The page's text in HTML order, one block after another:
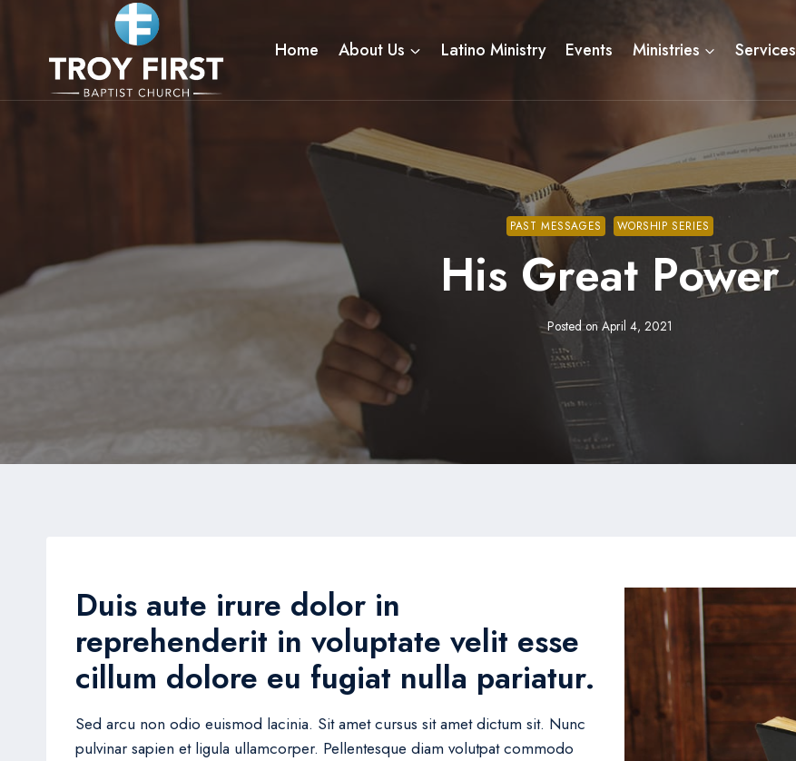
Home About Us Latino Ministry Events Ministries Services
PAST MESSAGES WORSHIP SERIES
His Great Power
Posted onApril 4, 2021
Duis aute irure dolor in
reprehenderit in voluptate velit esse
cillum dolore eu fugiat nulla pariatur.
Sed arcu non odio euismod lacinia. Sit amet cursus sit amet dictum sit. Nunc
pulvinar sapien et ligula ullamcorper. Pellentesque diam volutpat commodo